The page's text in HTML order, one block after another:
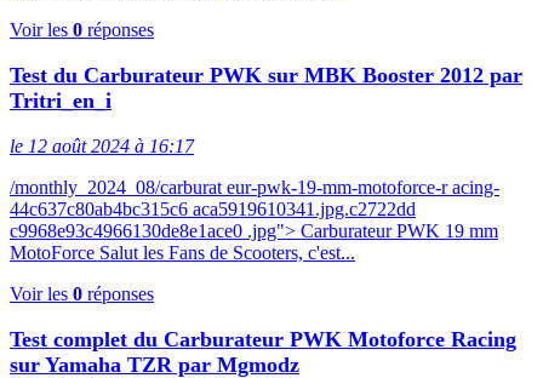
Voir les 0 réponses
Test du Carburateur PWK sur MBK Booster 2012 par
Tritri_en_i
le 12 août 2024 à 16:17
/monthly_2024_08/carburat eur-pwk-19-mm-motoforce-r acing-
44c637c80ab4bc315c6 aca5919610341.jpg.c2722dd
c9968e93c4966130de8e1ace0 .jpg"> Carburateur PWK 19 mm
MotoForce Salut les Fans de Scooters, c'est...
Voir les 0 réponses
Test complet du Carburateur PWK Motoforce Racing
sur Yamaha TZR par Mgmodz